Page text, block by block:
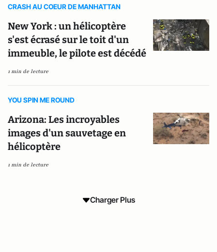
CRASH AU COEUR DE MANHATTAN
New York : un hélicoptère
s'est écrasé sur le toit d'un
immeuble, le pilote est décédé
1 min de lecture
YOU SPIN ME ROUND
Arizona: Les incroyables
images d'un sauvetage en
hélicoptère
1 min de lecture
Charger Plus